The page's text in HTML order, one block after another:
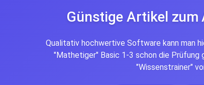
Günstige Artikel
Qualitativ hochwertive Software kann man
"Mathetiger" Basic 1-3 schon die Prüfung
"Wissenstrainer"